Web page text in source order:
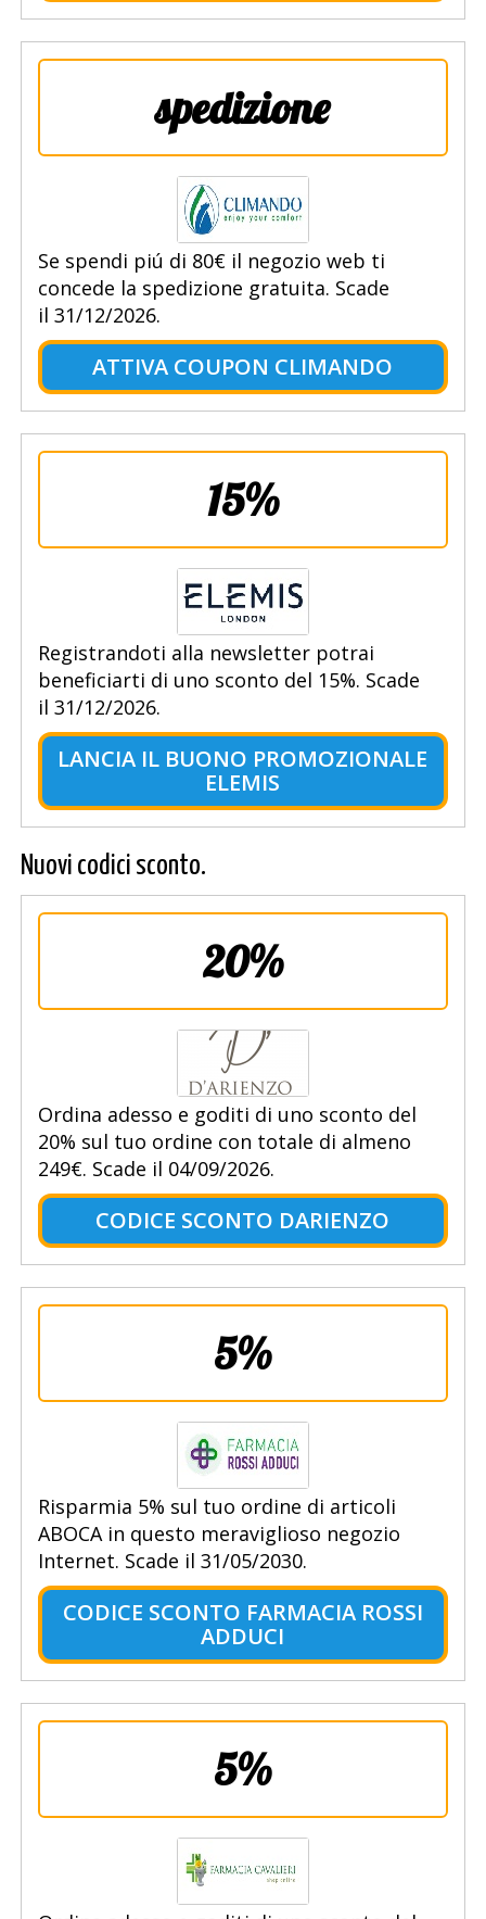
spedizione
Se spendi piú di 80€ il negozio web ti
concede la spedizione gratuita. Scade
il 31/12/2026.
ATTIVA COUPON CLIMANDO
15%
Registrandoti alla newsletter potrai
beneficiarti di uno sconto del 15%. Scade
il 31/12/2026.
LANCIA IL BUONO PROMOZIONALE
ELEMIS
Nuovi codici sconto.
20%
Ordina adesso e goditi di uno sconto del
20% sul tuo ordine con totale di almeno
249€. Scade il 04/09/2026.
CODICE SCONTO DARIENZO
5%
Risparmia 5% sul tuo ordine di articoli
ABOCA in questo meraviglioso negozio
Internet. Scade il 31/05/2030.
CODICE SCONTO FARMACIA ROSSI
ADDUCI
5%